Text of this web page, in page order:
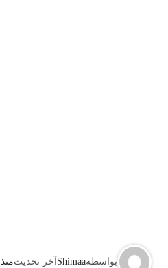
بواسطةShimaaآخر تحديثمنذ 5 سنوات